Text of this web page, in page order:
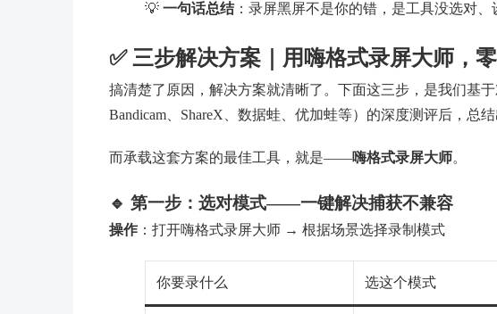
💡 一句话总结：录屏黑屏不是你的错，是工具没选对、
✅ 三步解决方案｜用嗨格式录屏大师，
搞清楚了原因，解决方案就清晰了。下面这三步，是我们基于
Bandicam、ShareX、数据蛙、优加蛙等）的深度测评后，总
而承载这套方案的最佳工具，就是——嗨格式录屏大师。
🔹 第一步：选对模式——一键解决捕获不兼容
操作 ：打开嗨格式录屏大师 → 根据场景选择录制模式
你要录什么 选这个模式